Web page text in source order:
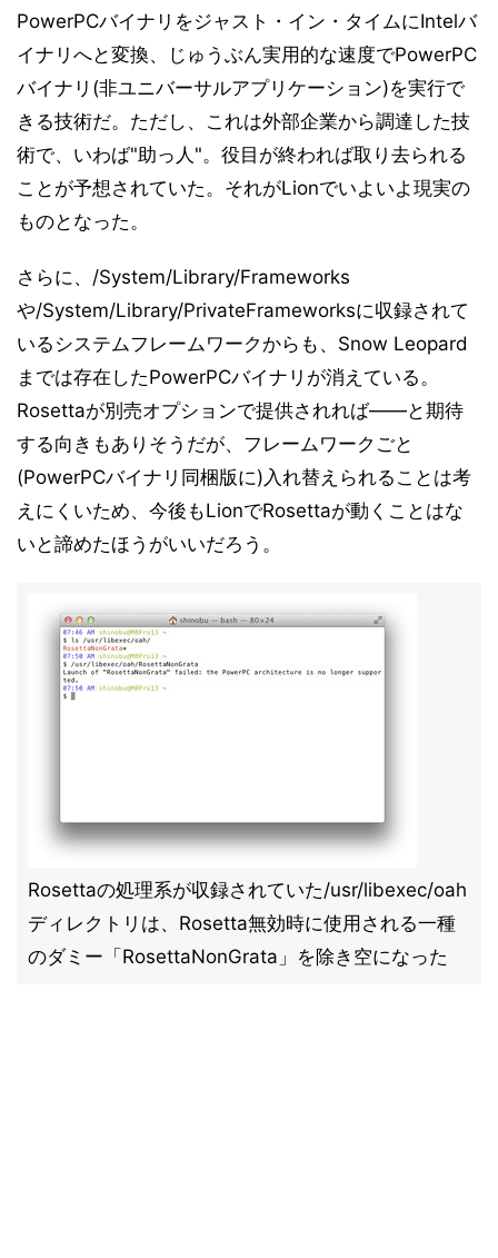
PowerPCバイナリをジャスト・イン・タイムにIntelバ
イナリへと変換、じゅうぶん実用的な速度でPowerPC
バイナリ(非ユニバーサルアプリケーション)を実行で
きる技術だ。ただし、これは外部企業から調達した技
術で、いわば"助っ人"。役目が終われば取り去られる
ことが予想されていた。それがLionでいよいよ現実の
ものとなった。
さらに、/System/Library/Frameworks
や/System/Library/PrivateFrameworksに収録されて
いるシステムフレームワークからも、Snow Leopard
までは存在したPowerPCバイナリが消えている。
Rosettaが別売オプションで提供されれば――と期待
する向きもありそうだが、フレームワークごと
(PowerPCバイナリ同梱版に)入れ替えられることは考
えにくいため、今後もLionでRosettaが動くことはな
いと諦めたほうがいいだろう。
Rosettaの処理系が収録されていた/usr/libexec/oah
ディレクトリは、Rosetta無効時に使用される一種
のダミー「RosettaNonGrata」を除き空になった